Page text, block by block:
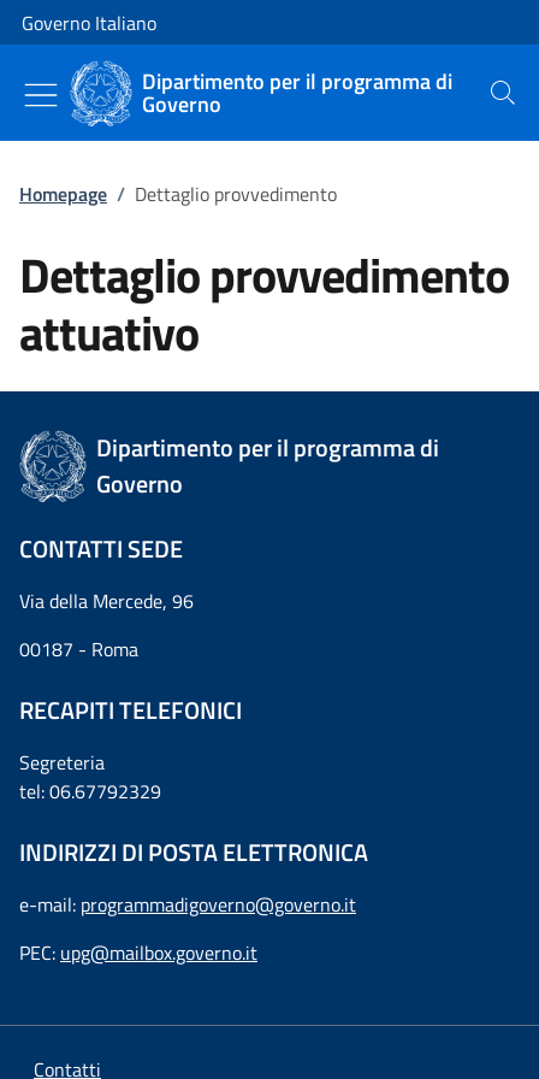
Vai al contenuto
Vai alla navigazione del sito
Governo Italiano
Dipartimento per il programma di
Governo Cerca
Homepage / Dettaglio provvedimento
Dettaglio provvedimento
attuativo
Dipartimento per il programma di
Governo
CONTATTI SEDE
Via della Mercede, 96
00187 - Roma
RECAPITI TELEFONICI
Segreteria
tel: 06.67792329
INDIRIZZI DI POSTA ELETTRONICA
e-mail: programmadigoverno@governo.it
PEC: upg@mailbox.governo.it
Contatti